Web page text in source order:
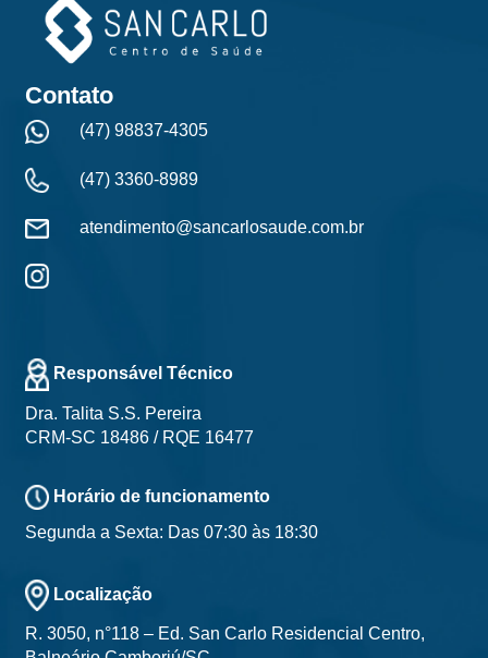
Contato
(47) 98837-4305
(47) 3360-8989
atendimento@sancarlosaude.com.br
Responsável Técnico
Dra. Talita S.S. Pereira
CRM-SC 18486 / RQE 16477
Horário de funcionamento
Segunda a Sexta: Das 07:30 às 18:30
Localização
R. 3050, n°118 – Ed. San Carlo Residencial Centro,